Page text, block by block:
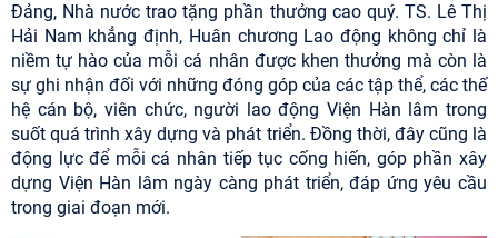
Đảng, Nhà nước trao tặng phần thưởng cao quý. TS. Lê Thị
Hải Nam khẳng định, Huân chương Lao động không chỉ là
niềm tự hào của mỗi cá nhân được khen thưởng mà còn là
sự ghi nhận đối với những đóng góp của các tập thể, các thế
hệ cán bộ, viên chức, người lao động Viện Hàn lâm trong
suốt quá trình xây dựng và phát triển. Đồng thời, đây cũng là
động lực để mỗi cá nhân tiếp tục cống hiến, góp phần xây
dựng Viện Hàn lâm ngày càng phát triển, đáp ứng yêu cầu
trong giai đoạn mới.